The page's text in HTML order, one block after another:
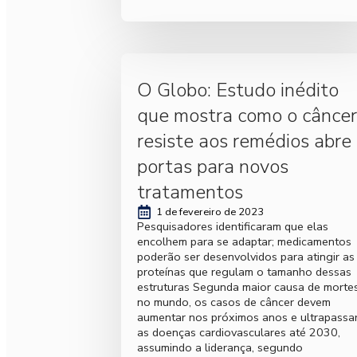
O Globo: Estudo inédito
que mostra como o câncer
resiste aos remédios abre
portas para novos
tratamentos
1 de fevereiro de 2023
Pesquisadores identificaram que elas
encolhem para se adaptar; medicamentos
poderão ser desenvolvidos para atingir as
proteínas que regulam o tamanho dessas
estruturas Segunda maior causa de
no mundo, os casos de câncer devem
aumentar nos próximos anos e
as doenças cardiovasculares até 2030,
assumindo a liderança, segundo